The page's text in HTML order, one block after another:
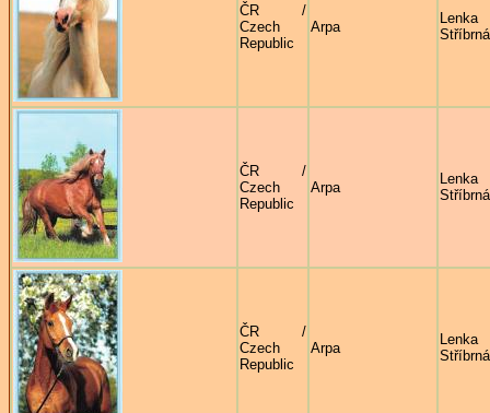
ČR /
Czech
Republic
Arpa
Lenka
Stříbrná
ČR /
Czech
Republic
Arpa
Lenka
Stříbrná
ČR /
Czech
Republic
Arpa
Lenka
Stříbrná